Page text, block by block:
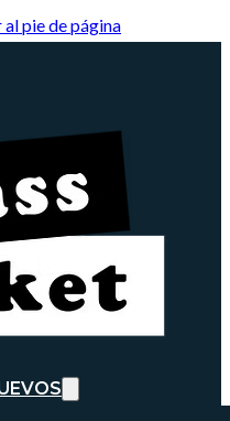
al pie de página